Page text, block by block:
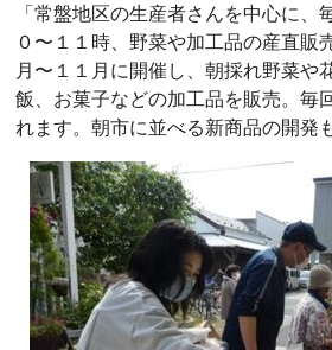
「常盤地区の生産者さんを中心に、
０〜１１時、野菜や加工品の産直販
月〜１１月に開催し、朝採れ野菜や
飯、お菓子などの加工品を販売。毎
れます。朝市に並べる新商品の開発